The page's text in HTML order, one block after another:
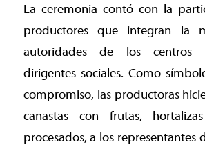
La ceremonia contó con la
productores que integran la
autoridades de los centros
dirigentes sociales. Como
compromiso, las productoras
canastas con frutas,
procesados, a los representantes